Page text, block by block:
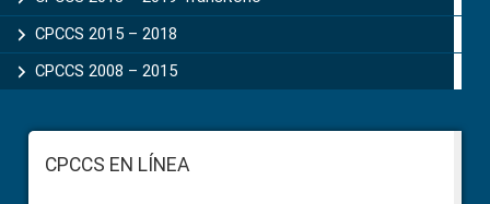
CPCCS 2015 – 2018
CPCCS 2008 – 2015
FooterCPCCS EN LÍNEA